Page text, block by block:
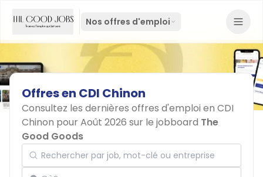
Nos offres d'emploi
Offresen CDI Chinon
Consultez les dernières offres d'emploi en CDI
Chinon pour Août 2026 sur le jobboard The
Good Goods
Rechercher par job, mot-clé ou entreprise
Localisation